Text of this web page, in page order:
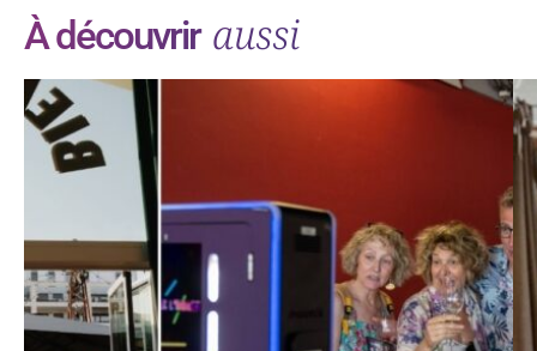
À découvrir aussi